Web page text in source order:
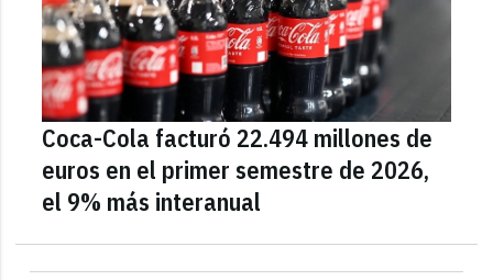
Coca-Cola facturó 22.494 millones de
euros en el primer semestre de 2026,
el 9% más interanual